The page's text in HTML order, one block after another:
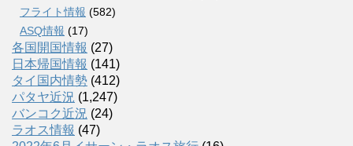
フライト情報 (582)
ASQ情報 (17)
各国開国情報 (27)
日本帰国情報 (141)
タイ国内情勢 (412)
パタヤ近況 (1,247)
バンコク近況 (24)
ラオス情報 (47)